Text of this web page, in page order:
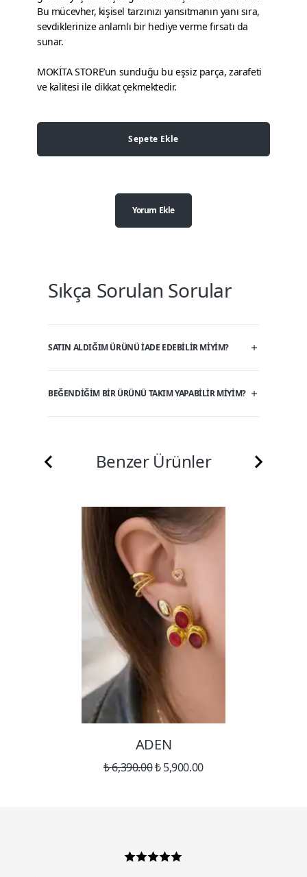
Bu mücevher, kişisel tarzınızı yansıtmanın yanı sıra,
sevdiklerinize anlamlı bir hediye verme fırsatı da
sunar.
MOKİTA STORE’un sunduğu bu eşsiz parça, zarafeti
ve kalitesi ile dikkat çekmektedir.
Sepete Ekle
Yorum Ekle
Sıkça Sorulan Sorular
SATIN ALDIĞIM ÜRÜNÜ IADE EDEBILIR MIYIM?
BEĞENDIĞIM BIR ÜRÜNÜ TAKIM YAPABILIR MIYIM?
Benzer Ürünler
ADEN
₺ 6,390.00₺ 5,900.00